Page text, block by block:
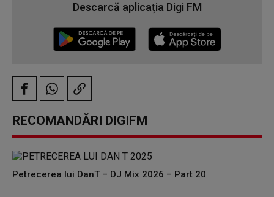
Descarcă aplicația Digi FM
RECOMANDĂRI DIGIFM
Petrecerea lui DanT – DJ Mix 2026 – Part 20